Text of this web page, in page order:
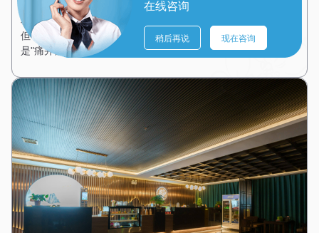
在线咨询
稍后再说 现在咨询
石家庄按摩不是"越痛越好"：专业理疗师揭秘正确按摩观
石家庄"师傅，再用力点！"——这是很多按摩客人的常见要求。
但专业理疗师想告诉你：按摩不是越痛越好，正确的按摩应该
是"痛并舒适着"。误区一：疼痛=有…